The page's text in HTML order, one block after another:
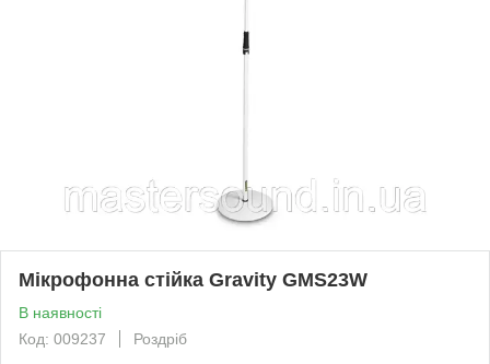
Мікрофонна стійка Gravity GMS23W
В наявності
Код: 009237
Роздріб